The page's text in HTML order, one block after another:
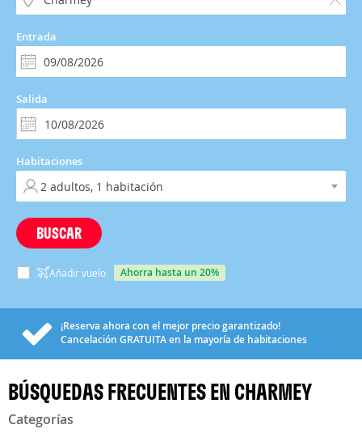
Entrada
Salida
Habitaciones
BUSCAR
Añadir vuelo ahorra hasta un 20%
¡Reserva ahora con el mejor precio garantizado!
Cancelación GRATUITAen la mayoría de habitaciones
BÚSQUEDAS FRECUENTES EN CHARMEY
Categorías